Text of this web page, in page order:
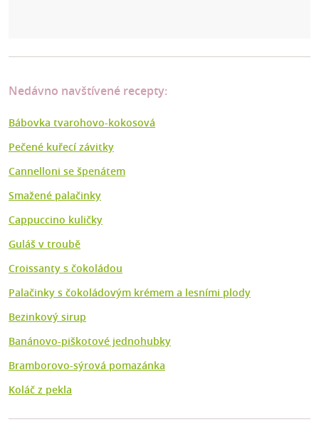
Nedávno navštívené recepty:
Bábovka tvarohovo-kokosová
Pečené kuřecí závitky
Cannelloni se špenátem
Smažené palačinky
Cappuccino kuličky
Guláš v troubě
Croissanty s čokoládou
Palačinky s čokoládovým krémem a lesními plody
Bezinkový sirup
Banánovo-piškotové jednohubky
Bramborovo-sýrová pomazánka
Koláč z pekla